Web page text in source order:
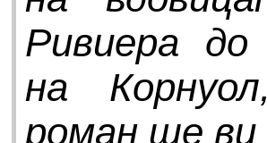
Ривиера
на
роман ще